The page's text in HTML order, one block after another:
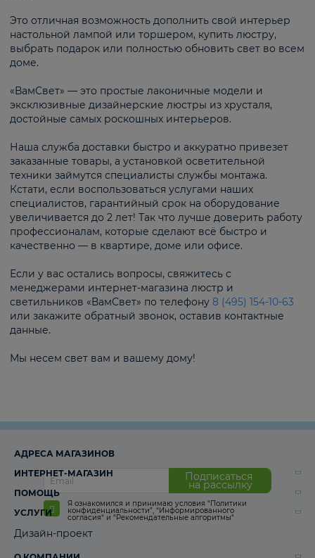
Это отличная возможность дополнить свой интерьер
настольной лампой или торшером, купить люстру,
выбрать подарок или полностью обновить свет во всем
доме.
«ВамСвет» — это простые лаконичные модели и
эксклюзивные дизайнерские люстры из хрусталя,
достойные самых роскошных интерьеров.
Наша служба доставки быстро и аккуратно привезет
заказанные товары, а установкой осветительной
техники займутся специалисты службы монтажа.
Кстати, если воспользоваться услугами наших
специалистов, гарантийный срок на оборудование
увеличивается до 2 лет! Так что лучше доверить работу
профессионалам, которые сделают всё быстро и
качественно — в квартире, доме или офисе.
Если у вас остались вопросы, свяжитесь с
менеджерами интернет-магазина люстр и
светильников «ВамСвет» по телефону 8 (495) 154-10-63
или закажите обратный звонок, оставив контактные
данные.
Мы несем свет вам и вашему дому!
Подписаться
на рассылку
Я ознакомился и принимаю условия “Политики
конфиденциальности”, “Информированного
согласия“ и “Рекомендательные алгоритмы“
АДРЕСА МАГАЗИНОВ
ИНТЕРНЕТ-МАГАЗИН
ПОМОЩЬ
УСЛУГИ
Дизайн-проект